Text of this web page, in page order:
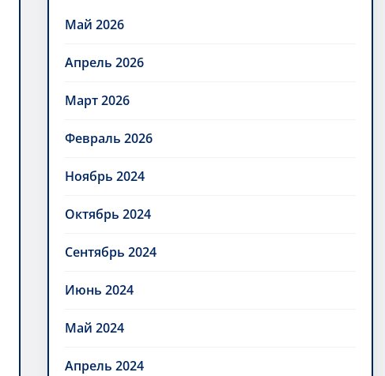
Май 2026
Апрель 2026
Март 2026
Февраль 2026
Ноябрь 2024
Октябрь 2024
Сентябрь 2024
Июнь 2024
Май 2024
Апрель 2024